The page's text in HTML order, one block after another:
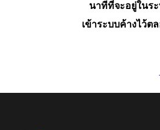
นาทีที่จะอยู่ในร
เข้าระบบค้างไว้ต